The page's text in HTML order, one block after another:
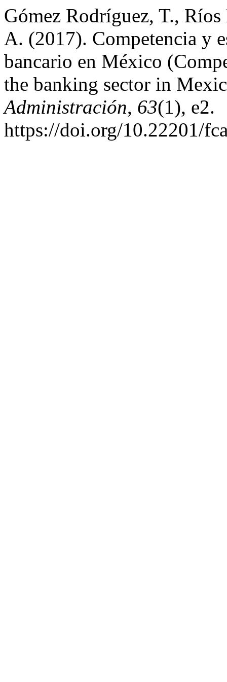
Gómez Rodríguez, T.,
A. (2017). Competencia y
bancario en México
the banking sector in
Administración, 63(1), e2.
https://doi.org/10.22201/